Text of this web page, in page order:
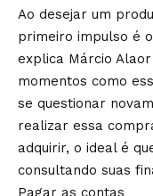
Ao desejar um
primeiro impulso é
explica Márcio
momentos como
se questionar
realizar essa
adquirir, o ideal é
consultando suas
Pagar as contas